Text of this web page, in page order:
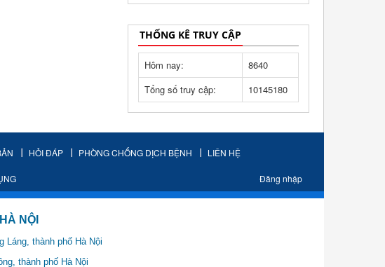
THỐNG KÊ TRUY CẬP
Hôm nay:
8640
Tổng số truy cập:
10145180
HỎI ĐÁP PHÒNG CHỐNG DỊCH BỆNH LIÊN HỆ
Đăng nhập
NỘI
thành phố Hà Nội
phố Hà Nội